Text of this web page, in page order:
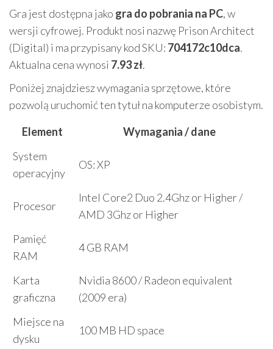
Gra jest dostępna jako gra do pobrania na PC, w
wersji cyfrowej. Produkt nosi nazwę Prison Architect
(Digital) i ma przypisany kod SKU: 704172c10dca.
Aktualna cena wynosi 7.93 zł.
Poniżej znajdziesz wymagania sprzętowe, które
pozwolą uruchomić ten tytuł na komputerze osobistym.
Element
Wymagania / dane
System
operacyjny
OS: XP
Procesor
Intel Core2 Duo 2.4Ghz or Higher /
AMD 3Ghz or Higher
Pamięć
RAM
4 GB RAM
Karta
graficzna
Nvidia 8600 / Radeon equivalent
(2009 era)
Miejsce na
dysku
100 MB HD space